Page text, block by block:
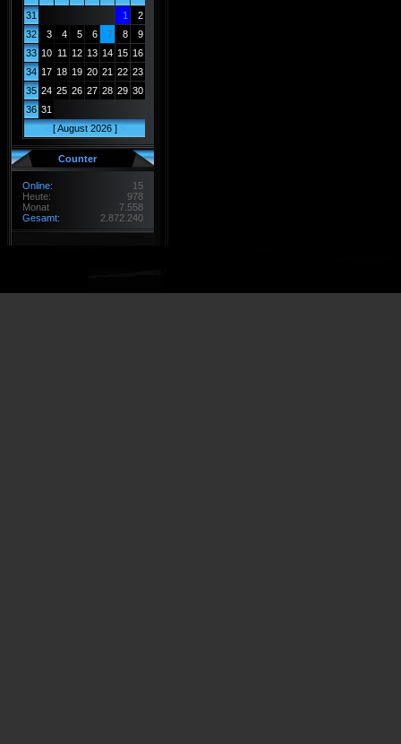
31
1
2
32
3 4 5 6 7 8
9
33 10 11 12 13 14 15 16
34 17 18 19 20 21 22 23
35 24 25 26 27 28 29 30
36 31
<[ August 2026 ] >
Counter
Online:
15
Heute:
978
Monat
7.558
Gesamt:
2.872.240